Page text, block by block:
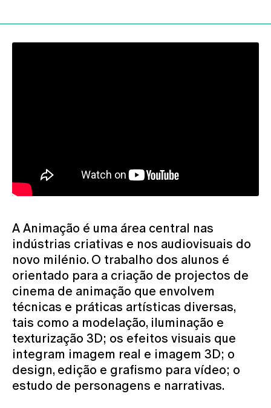
A Animação é uma área central nas
indústrias criativas e nos audiovisuais do
novo milénio. O trabalho dos alunos é
orientado para a criação de projectos de
cinema de animação que envolvem
técnicas e práticas artísticas diversas,
tais como a modelação, iluminação e
texturização 3D; os efeitos visuais que
integram imagem real e imagem 3D; o
design, edição e grafismo para vídeo; o
estudo de personagens e narrativas.